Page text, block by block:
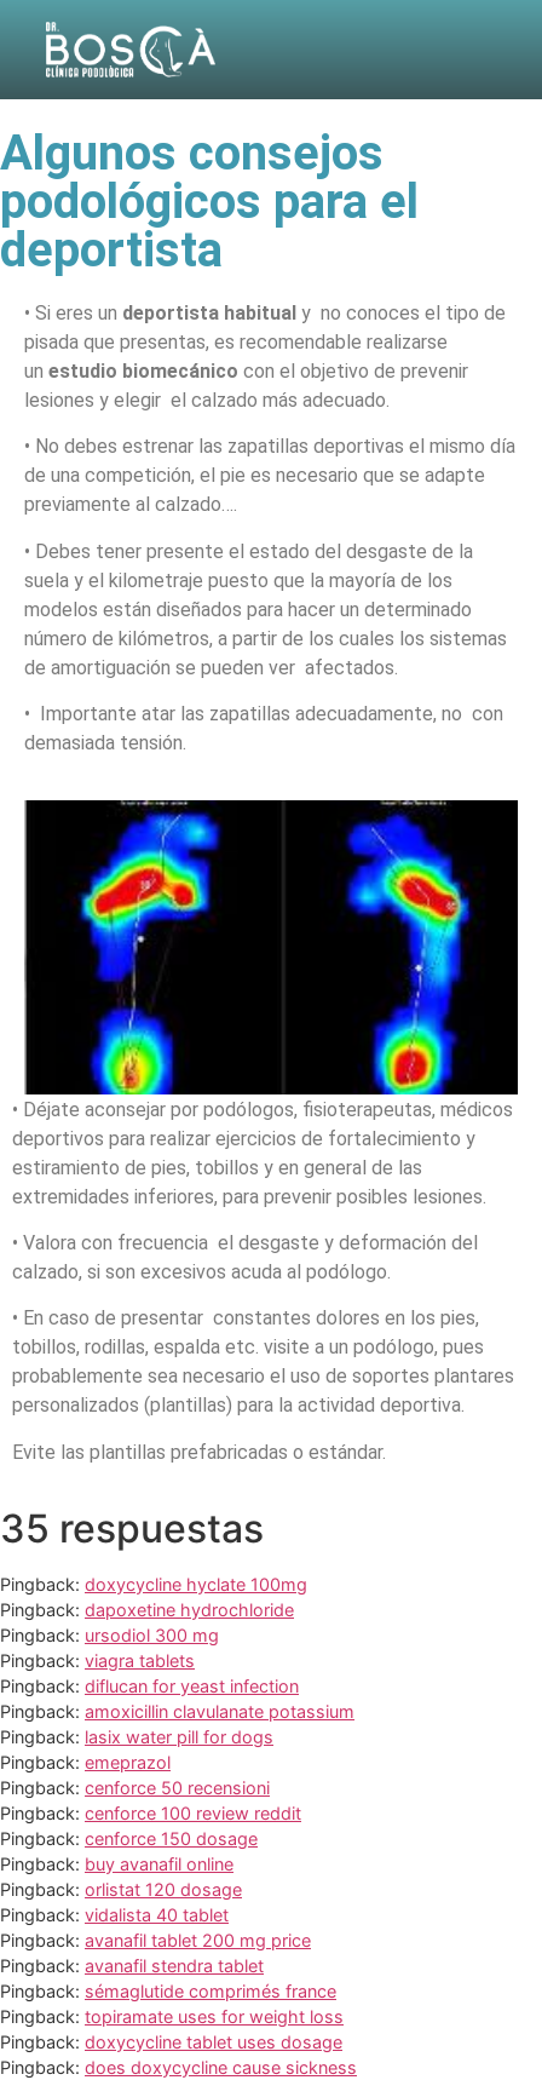
Algunos consejos
podológicos para el
deportista
• Si eres un deportista habitual y no conoces el tipo de
pisada que presentas, es recomendable realizarse
un estudio biomecánico con el objetivo de prevenir
lesiones y elegir el calzado más adecuado.
• No debes estrenar las zapatillas deportivas el mismo día
de una competición, el pie es necesario que se adapte
previamente al calzado….
• Debes tener presente el estado del desgaste de la
suela y el kilometraje puesto que la mayoría de los
modelos están diseñados para hacer un determinado
número de kilómetros, a partir de los cuales los sistemas
de amortiguación se pueden ver afectados.
• Importante atar las zapatillas adecuadamente, no con
demasiada tensión.
• Déjate aconsejar por podólogos, fisioterapeutas, médicos
deportivos para realizar ejercicios de fortalecimiento y
estiramiento de pies, tobillos y en general de las
extremidades inferiores, para prevenir posibles lesiones.
• Valora con frecuencia el desgaste y deformación del
calzado, si son excesivos acuda al podólogo.
• En caso de presentar constantes dolores en los pies,
tobillos, rodillas, espalda etc. visite a un podólogo, pues
probablemente sea necesario el uso de soportes plantares
personalizados (plantillas) para la actividad deportiva.
Evite las plantillas prefabricadas o estándar.
35 respuestas
Pingback: doxycycline hyclate 100mg
Pingback: dapoxetine hydrochloride
Pingback: ursodiol 300 mg
Pingback: viagra tablets
Pingback: diflucan for yeast infection
Pingback: amoxicillin clavulanate potassium
Pingback: lasix water pill for dogs
Pingback: emeprazol
Pingback: cenforce 50 recensioni
Pingback: cenforce 100 review reddit
Pingback: cenforce 150 dosage
Pingback: buy avanafil online
Pingback: orlistat 120 dosage
Pingback: vidalista 40 tablet
Pingback: avanafil tablet 200 mg price
Pingback: avanafil stendra tablet
Pingback: sémaglutide comprimés france
Pingback: topiramate uses for weight loss
Pingback: doxycycline tablet uses dosage
Pingback: does doxycycline cause sickness